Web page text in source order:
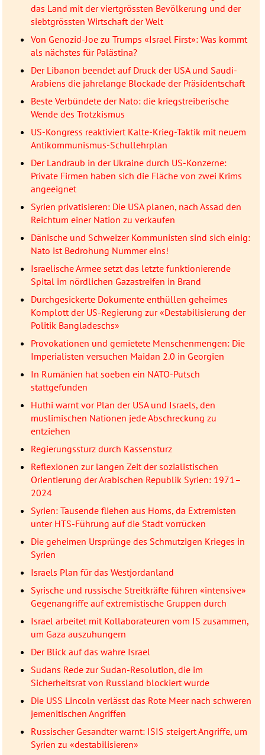
das Land mit der viertgrössten Bevölkerung und der
siebtgrössten Wirtschaft der Welt
Von Genozid-Joe zu Trumps «Israel First»: Was kommt
als nächstes für Palästina?
Der Libanon beendet auf Druck der USA und Saudi-
Arabiens die jahrelange Blockade der Präsidentschaft
Beste Verbündete der Nato: die kriegstreiberische
Wende des Trotzkismus
US-Kongress reaktiviert Kalte-Krieg-Taktik mit neuem
Antikommunismus-Schullehrplan
Der Landraub in der Ukraine durch US-Konzerne:
Private Firmen haben sich die Fläche von zwei Krims
angeeignet
Syrien privatisieren: Die USA planen, nach Assad den
Reichtum einer Nation zu verkaufen
Dänische und Schweizer Kommunisten sind sich einig:
Nato ist Bedrohung Nummer eins!
Israelische Armee setzt das letzte funktionierende
Spital im nördlichen Gazastreifen in Brand
Durchgesickerte Dokumente enthüllen geheimes
Komplott der US-Regierung zur «Destabilisierung der
Politik Bangladeschs»
Provokationen und gemietete Menschenmengen: Die
Imperialisten versuchen Maidan 2.0 in Georgien
In Rumänien hat soeben ein NATO-Putsch
stattgefunden
Huthi warnt vor Plan der USA und Israels, den
muslimischen Nationen jede Abschreckung zu
entziehen
Regierungssturz durch Kassensturz
Reflexionen zur langen Zeit der sozialistischen
Orientierung der Arabischen Republik Syrien: 1971–
2024
Syrien: Tausende fliehen aus Homs, da Extremisten
unter HTS-Führung auf die Stadt vorrücken
Die geheimen Ursprünge des Schmutzigen Krieges in
Syrien
Israels Plan für das Westjordanland
Syrische und russische Streitkräfte führen «intensive»
Gegenangriffe auf extremistische Gruppen durch
Israel arbeitet mit Kollaborateuren vom IS zusammen,
um Gaza auszuhungern
Der Blick auf das wahre Israel
Sudans Rede zur Sudan-Resolution, die im
Sicherheitsrat von Russland blockiert wurde
Die USS Lincoln verlässt das Rote Meer nach schweren
jemenitischen Angriffen
Russischer Gesandter warnt: ISIS steigert Angriffe, um
Syrien zu «destabilisieren»